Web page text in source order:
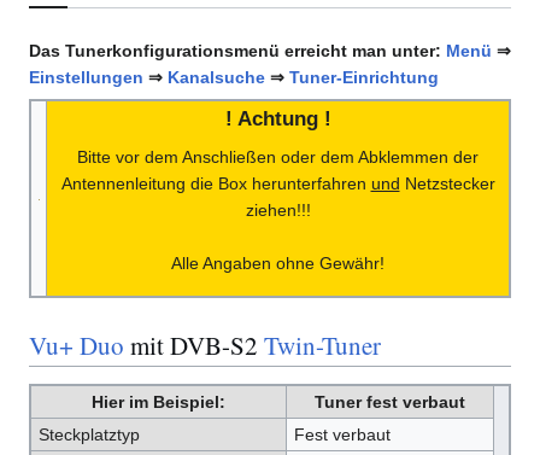
Das Tunerkonfigurationsmenü erreicht man unter: Menü ⇒
Einstellungen ⇒ Kanalsuche ⇒ Tuner-Einrichtung
! Achtung !
Bitte vor dem Anschließen oder dem Abklemmen der
Antennenleitung die Box herunterfahren und Netzstecker
ziehen!!!
Alle Angaben ohne Gewähr!
Vu+ Duo mit DVB-S2 Twin-Tuner
Hier im Beispiel:
Tuner fest verbaut
Steckplatztyp
Fest verbaut